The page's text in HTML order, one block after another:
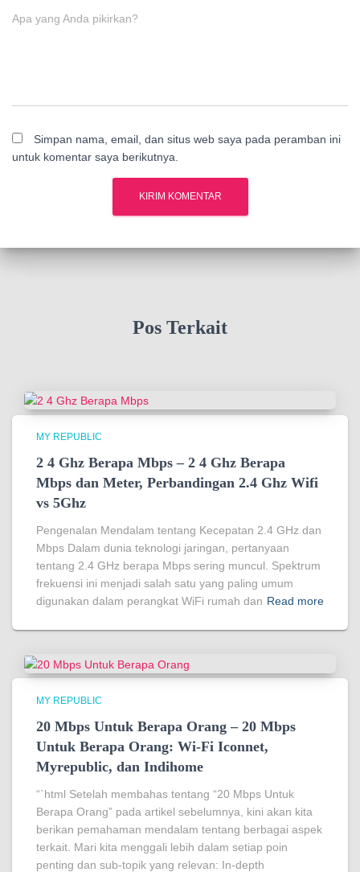
Apa yang Anda pikirkan?
Simpan nama, email, dan situs web saya pada peramban ini
untuk komentar saya berikutnya.
Pos Terkait
MY REPUBLIC
2 4 Ghz Berapa Mbps – 2 4 Ghz Berapa
Mbps dan Meter, Perbandingan 2.4 Ghz Wifi
vs 5Ghz
Pengenalan Mendalam tentang Kecepatan 2.4 GHz dan
Mbps Dalam dunia teknologi jaringan, pertanyaan
tentang 2.4 GHz berapa Mbps sering muncul. Spektrum
frekuensi ini menjadi salah satu yang paling umum
digunakan dalam perangkat WiFi rumah dan Read more
MY REPUBLIC
20 Mbps Untuk Berapa Orang – 20 Mbps
Untuk Berapa Orang: Wi-Fi Iconnet,
Myrepublic, dan Indihome
“`html Setelah membahas tentang “20 Mbps Untuk
Berapa Orang” pada artikel sebelumnya, kini akan kita
berikan pemahaman mendalam tentang berbagai aspek
terkait. Mari kita menggali lebih dalam setiap poin
penting dan sub-topik yang relevan: In-depth